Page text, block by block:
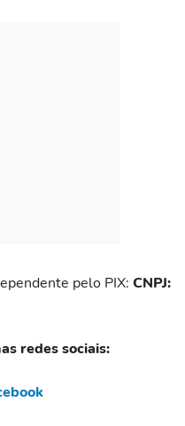
pelo PIX: CNPJ:
redes sociais: